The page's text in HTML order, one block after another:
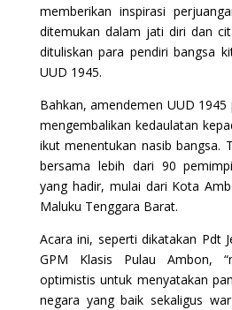
memberikan inspirasi
ditemukan dalam jati diri dan
dituliskan para pendiri bangsa
UUD 1945.
Bahkan, amendemen UUD
mengembalikan kedaulatan
ikut menentukan nasib bangsa.
bersama lebih dari 90
yang hadir, mulai dari Kota
Maluku Tenggara Barat.
Acara ini, seperti dikatakan Pdt
GPM Klasis Pulau Ambon,
optimistis untuk menyatakan
negara yang baik sekaligus